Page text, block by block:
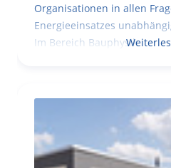
Organisationen in allen
Energieeinsatzes
Im Bereich Bauphysik